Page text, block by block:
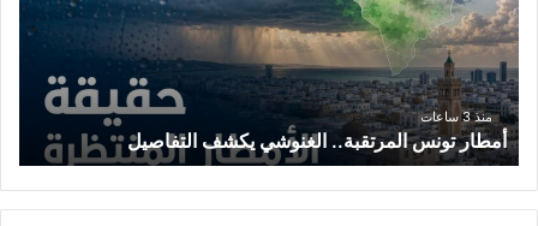
يكشف
التفاصيل
منذ 3 ساعات
أمطار تونس المرتقبة.. الغنوشي يكشف التفاصيل